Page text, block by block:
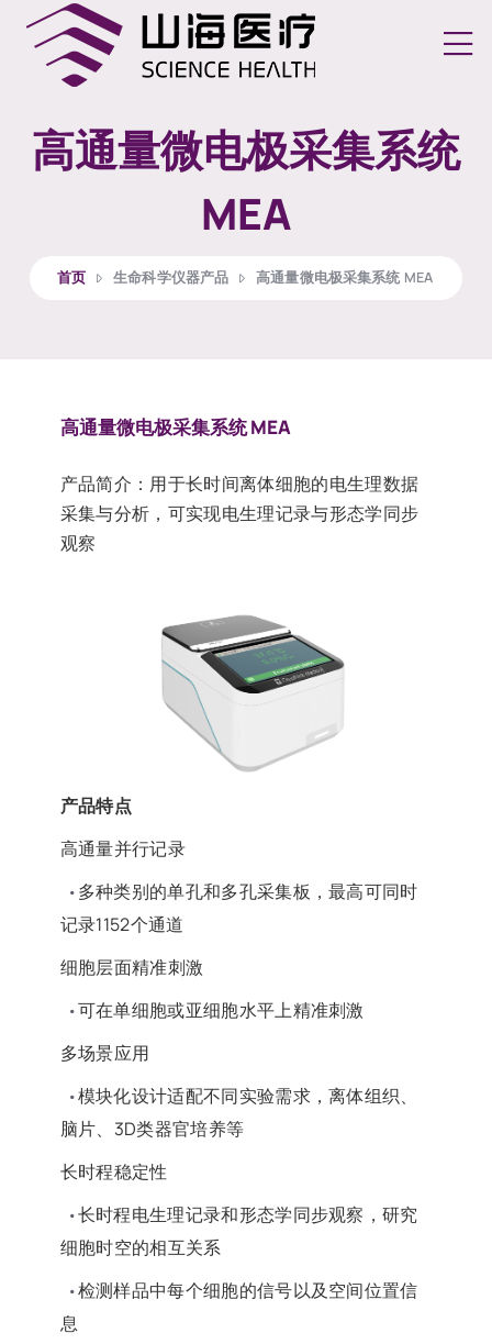
切换
高通量微电极采集系统
MEA
首页 生命科学仪器产品 高通量微电极采集系统 MEA
高通量微电极采集系统 MEA
产品简介：用于长时间离体细胞的电生理数据
采集与分析，可实现电生理记录与形态学同步
观察
产品特点
高通量并行记录
• 多种类别的单孔和多孔采集板，最高可同时
记录1152个通道
细胞层面精准刺激
•可在单细胞或亚细胞水平上精准刺激
多场景应用
•模块化设计适配不同实验需求，离体组织、
脑片、3D类器官培养等
长时程稳定性
•长时程电生理记录和形态学同步观察，研究
细胞时空的相互关系
•检测样品中每个细胞的信号以及空间位置信
息